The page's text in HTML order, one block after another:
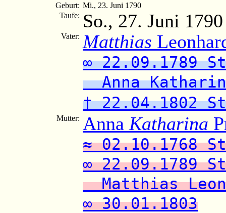
Geburt: Mi., 23. Juni 1790
Taufe: So., 27. Juni 1790
Vater: Matthias
∞ 22.09.1789
Anna
† 22.04.1802
Mutter: Anna Katharina
≈ 02.10.1768
∞ 22.09.1789
Matthias
∞ 30.01.1803